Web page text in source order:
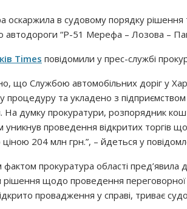
оскаржила в судовому порядку рішення
автодороги “Р-51 Мерефа – Лозова –
Times повідомили у прес-службі
що Службою автомобільних доріг у
процедуру та укладено з
На думку прокуратури, розпорядник
уникнув проведення відкритих торгів
204 млн грн.”, – йдеться у
фактом прокуратура області
щодо проведення
провадження у справі, триває